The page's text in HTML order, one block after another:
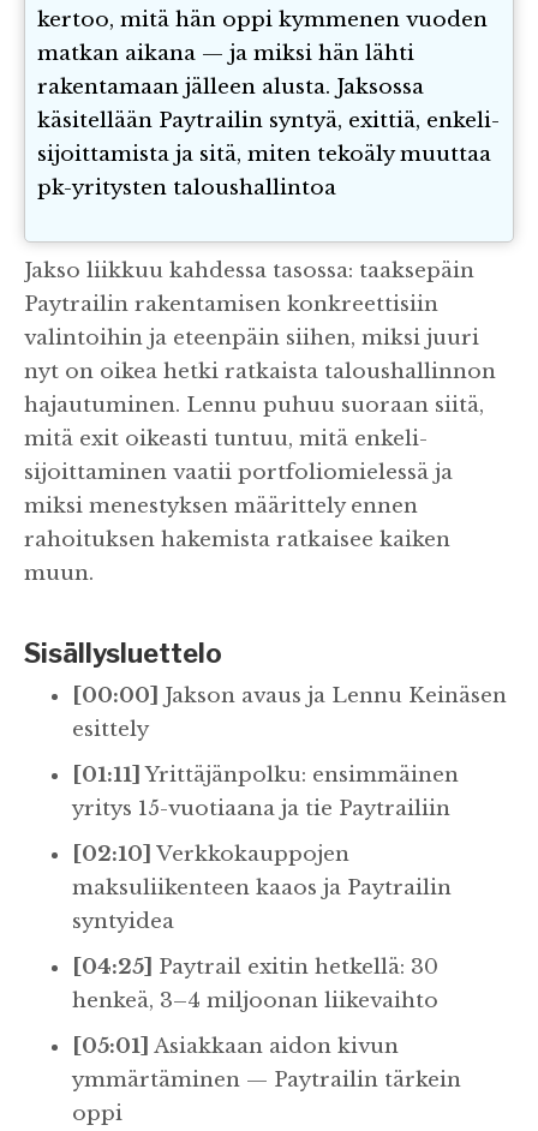
kertoo, mitä hän oppi kymmenen vuoden
matkan aikana — ja miksi hän lähti
rakentamaan jälleen alusta. Jaksossa
käsitellään Paytrailin syntyä, exittiä, enkeli-
sijoittamista ja sitä, miten tekoäly muuttaa
pk-yritysten taloushallintoa
Jakso liikkuu kahdessa tasossa: taaksepäin
Paytrailin rakentamisen konkreettisiin
valintoihin ja eteenpäin siihen, miksi juuri
nyt on oikea hetki ratkaista taloushallinnon
hajautuminen. Lennu puhuu suoraan siitä,
mitä exit oikeasti tuntuu, mitä enkeli-
sijoittaminen vaatii portfoliomielessä ja
miksi menestyksen määrittely ennen
rahoituksen hakemista ratkaisee kaiken
muun.
Sisällysluettelo
[00:00] Jakson avaus ja Lennu Keinäsen
esittely
[01:11] Yrittäjänpolku: ensimmäinen
yritys 15-vuotiaana ja tie Paytrailiin
[02:10] Verkkokauppojen
maksuliikenteen kaaos ja Paytrailin
syntyidea
[04:25] Paytrail exitin hetkellä: 30
henkeä, 3–4 miljoonan liikevaihto
[05:01] Asiakkaan aidon kivun
ymmärtäminen — Paytrailin tärkein
oppi